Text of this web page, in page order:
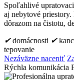
Spoľahlivé
aj nebytové
dôrazom na čistotu,
✔domácnosti ✔
tepovanie
Nezáväzne naceniť
Rýchla komunikácia